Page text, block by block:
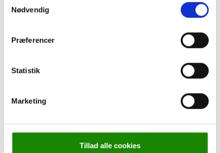
Nødvendig
Præferencer
Statistik
Marketing
Tillad alle cookies